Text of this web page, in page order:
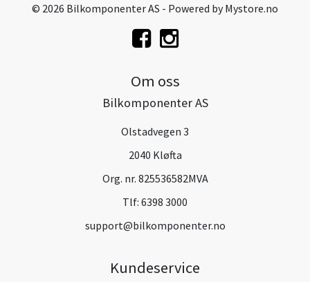
© 2026 Bilkomponenter AS - Powered byMystore.no
Om oss
Bilkomponenter AS
Olstadvegen 3
2040 Kløfta
Org. nr. 825536582MVA
Tlf: 6398 3000
support@bilkomponenter.no
Kundeservice